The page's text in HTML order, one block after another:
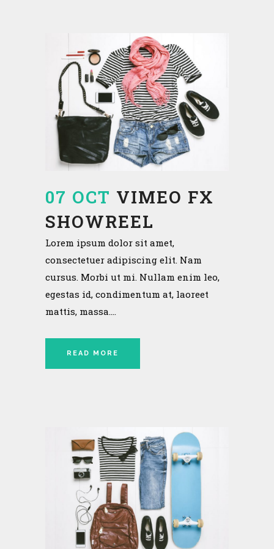
07 OCT VIMEO FX
SHOWREEL
Lorem ipsum dolor sit amet,
consectetuer adipiscing elit. Nam
cursus. Morbi ut mi. Nullam enim leo,
egestas id, condimentum at, laoreet
mattis, massa....
READ MORE